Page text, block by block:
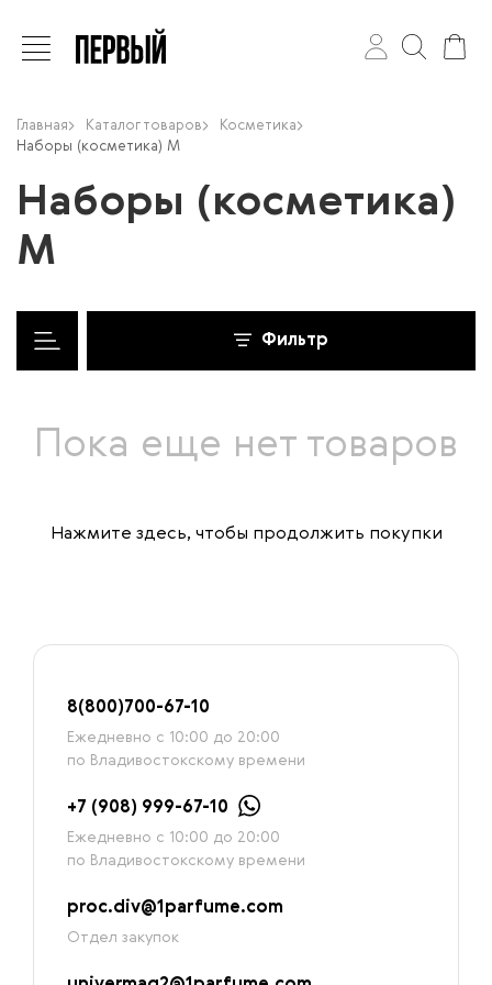
Главная Каталог товаров
Косметика
Наборы (косметика) М
Наборы (косметика)
М
Фильтр
Пока еще нет товаров
Нажмите здесь, чтобы продолжить покупки
8(800)700-67-10
Ежедневно с 10:00 до 20:00
по Владивостокскому времени
+7 (908) 999-67-10
Ежедневно с 10:00 до 20:00
по Владивостокскому времени
proc.div@1parfume.com
Отдел закупок